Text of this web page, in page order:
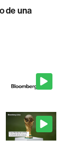
de una